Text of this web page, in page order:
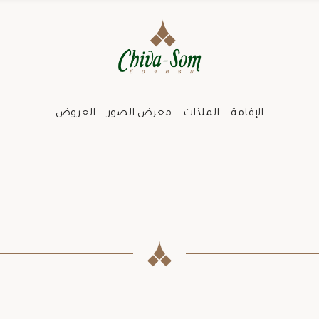
الإقامة الملذات معرض الصور العروض